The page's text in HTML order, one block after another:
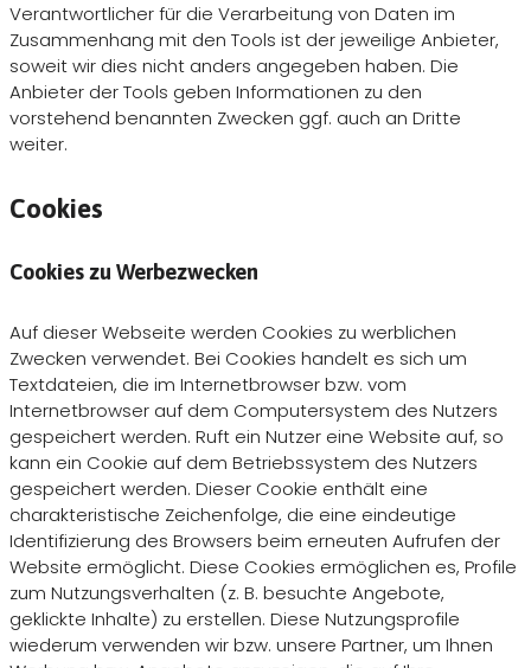
Verantwortlicher für die Verarbeitung von Daten im
Zusammenhang mit den Tools ist der jeweilige Anbieter,
soweit wir dies nicht anders angegeben haben. Die
Anbieter der Tools geben Informationen zu den
vorstehend benannten Zwecken ggf. auch an Dritte
weiter.
Cookies
Cookies zu Werbezwecken
Auf dieser Webseite werden Cookies zu werblichen
Zwecken verwendet. Bei Cookies handelt es sich um
Textdateien, die im Internetbrowser bzw. vom
Internetbrowser auf dem Computersystem des Nutzers
gespeichert werden. Ruft ein Nutzer eine Website auf, so
kann ein Cookie auf dem Betriebssystem des Nutzers
gespeichert werden. Dieser Cookie enthält eine
charakteristische Zeichenfolge, die eine eindeutige
Identifizierung des Browsers beim erneuten Aufrufen der
Website ermöglicht. Diese Cookies ermöglichen es, Profile
zum Nutzungsverhalten (z. B. besuchte Angebote,
geklickte Inhalte) zu erstellen. Diese Nutzungsprofile
wiederum verwenden wir bzw. unsere Partner, um Ihnen